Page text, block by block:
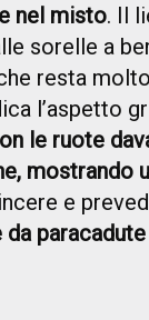
nel misto. Il
sorelle a
resta
l’aspetto
le ruote
mostrando
e